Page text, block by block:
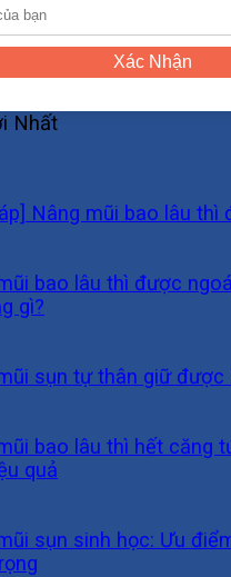
Xác Nhận
Nhất
Nâng mũi bao lâu thì
bao lâu thì được
gì?
sụn tự thân giữ được
bao lâu thì hết căng
quả
sụn sinh học: Ưu